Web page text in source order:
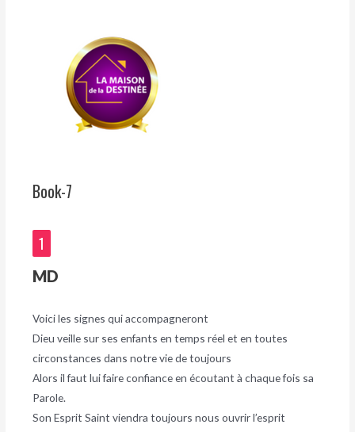
Book-7
1
MD
Voici les signes qui accompagneront
Dieu veille sur ses enfants en temps réel et en toutes
circonstances dans notre vie de toujours
Alors il faut lui faire confiance en écoutant à chaque fois sa
Parole.
Son Esprit Saint viendra toujours nous ouvrir l’esprit